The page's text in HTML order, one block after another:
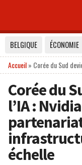
BELGIQUE ÉCONOMIE
Accueil» Corée du Sud
Corée du
l’IA :
échelle